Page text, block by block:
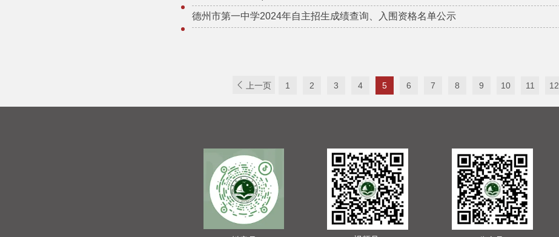
德州市第一中学2024年自主招生成绩查询、入围资格名单公示
 上一页 1 2 3 4 5 6 7 8 9 10 11 12